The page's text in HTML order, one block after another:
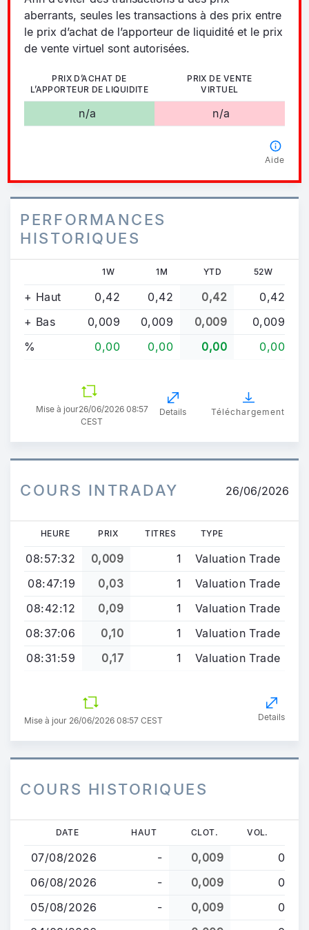
aberrants, seules les transactions à des prix entre
le prix d’achat de l’apporteur de liquidité et le prix
de vente virtuel sont autorisées.
PRIX D’ACHAT DE
L’APPORTEUR DE LIQUIDITE
PRIX DE VENTE
VIRTUEL
n/a n/a
Aide
PERFORMANCES
HISTORIQUES
1W 1M YTD 52W
+ Haut 0,42 0,42 0,42
0,42
+ Bas
0,009 0,009 0,009
0,009
%
0,00 0,00 0,00 0,00
Mise à jour26/06/2026 08:57
CEST
Details Téléchargement
COURS INTRADAY 26/06/2026
HEURE PRIX TITRES TYPE
08:57:32 0,009 1
Valuation Trade
08:47:19
0,03 1
Valuation Trade
08:42:12
0,09 1
Valuation Trade
08:37:06
0,10 1
Valuation Trade
08:31:59
0,17 1 Valuation Trade
Mise à jour 26/06/2026 08:57 CEST Details
COURS HISTORIQUES
contenu
principal
DATE HAUT CLOT. VOL.
07/08/2026 - 0,009
0
06/08/2026
- 0,009
0
05/08/2026
- 0,009
0